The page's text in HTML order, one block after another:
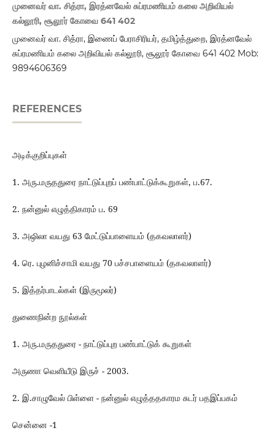
முனைவர்‌ வா. சித்ரா, இரத்னவேல்‌ சுப்ரமணியம்‌ கலை அறிவியல்‌
கல்லூரி, சூலூர்‌ கோவை 641 402
முனைவர்‌ வா. சித்ரா, இணைப் பேராசிரியர், தமிழ்த்துறை, இரத்னவேல்‌
சுப்ரமணியம்‌ கலை அறிவியல்‌ கல்லூரி, சூலூர்‌ கோவை 641 402 Mob:
9894606369
REFERENCES
அடிக்குறிப்புகள்‌
1. அரு.மருததுரை நாட்டுப்புறப்‌ பண்பாட்டுக்கூறுகள்‌, ப.67.
2. நன்னுல்‌ எழுத்திகாரம்‌ ப. 69
3. அஒிலா வயது 63 மேட்டுப்பாளையம்‌ (தகவலாளர்‌)
4. ரெ. புழனிச்சாமி வயது 70 பச்சபாளையம்‌ (தகவலாளர்‌)
5. இத்தர்பாடல்கள்‌ (இருமூலர்‌)
துணைநின்ற நூல்கள்‌
1. அரு.மருததுரை - நாட்டுப்புற பண்பாட்டுக்‌ கூறுகள்‌
அருணா வெளியீடு இருச் - 2003.
2. இ.சாழுவேல்‌ பிள்ளை - நன்னுல்‌ எழுத்ததகாரம சுடர்‌ பதஇப்பகம்‌
சென்னை -1